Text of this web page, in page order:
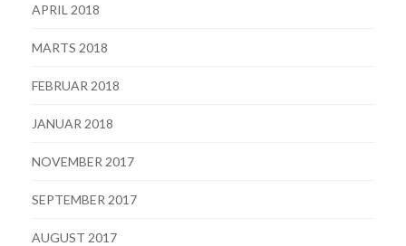
APRIL 2018
MARTS 2018
FEBRUAR 2018
JANUAR 2018
NOVEMBER 2017
SEPTEMBER 2017
AUGUST 2017